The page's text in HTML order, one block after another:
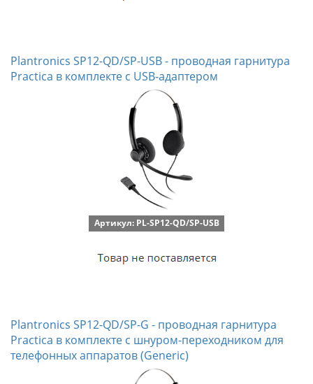
Plantronics SP12-QD/SP-USB - проводная гарнитура
Practica в комплекте с USB-адаптером
Артикул: PL-SP12-QD/SP-USB
Plantronics SP12-QD/SP-G - проводная гарнитура
Practica в комплекте с шнуром-переходником для
телефонных аппаратов (Generic)